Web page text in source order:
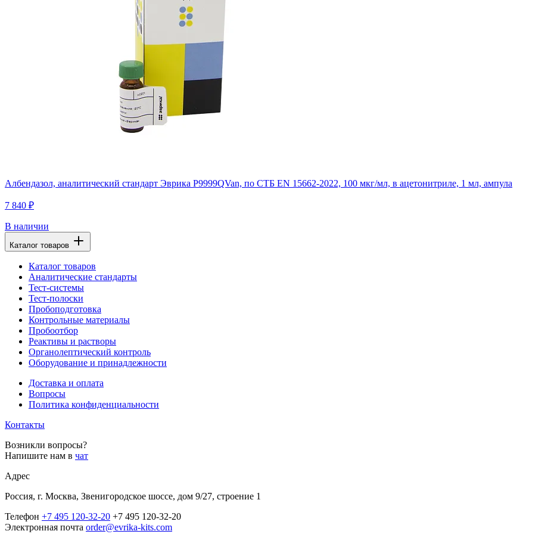
Албендазол, аналитический стандарт Эврика P9999QVan, по СТБ EN 15662-2022, 100 мкг/мл, в ацетонитриле, 1 мл, ампула
7 840 ₽
В наличии
Каталог товаров
Каталог товаров
Аналитические стандарты
Тест-системы
Тест-полоски
Пробоподготовка
Контрольные материалы
Пробоотбор
Реактивы и растворы
Органолептический контроль
Оборудование и принадлежности
Доставка и оплата
Вопросы
Политика конфиденциальности
Контакты
Возникли вопросы?
Напишите нам в чат
Адрес
Россия, г. Москва, Звенигородское шоссе, дом 9/27, строение 1
Телефон +7 495 120-32-20 +7 495 120-32-20
Электронная почта order@evrika-kits.com